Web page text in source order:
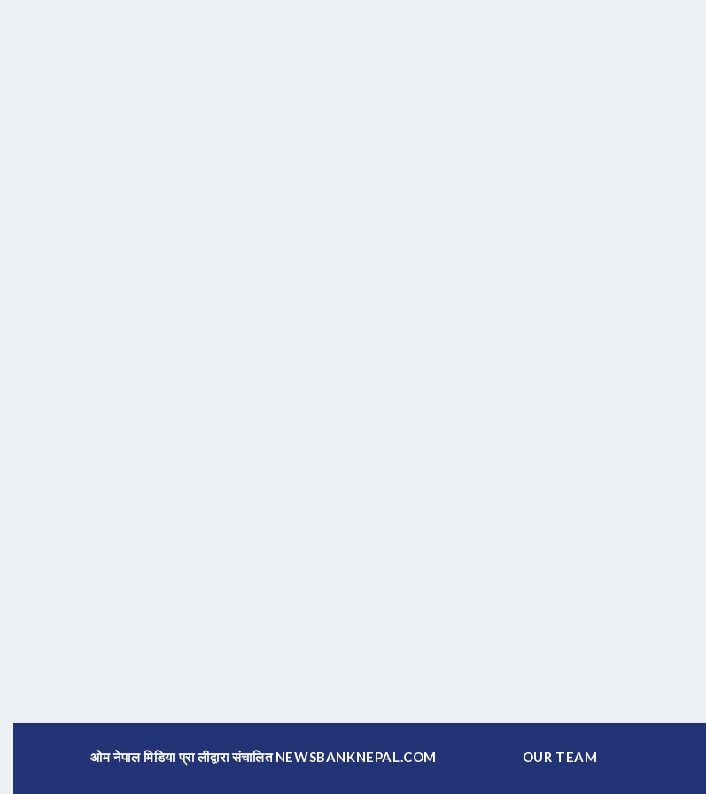
ओम नेपाल मिडिया प्रा लीद्वारा संचालित NEWSBANKNEPAL.COM OUR TEAM